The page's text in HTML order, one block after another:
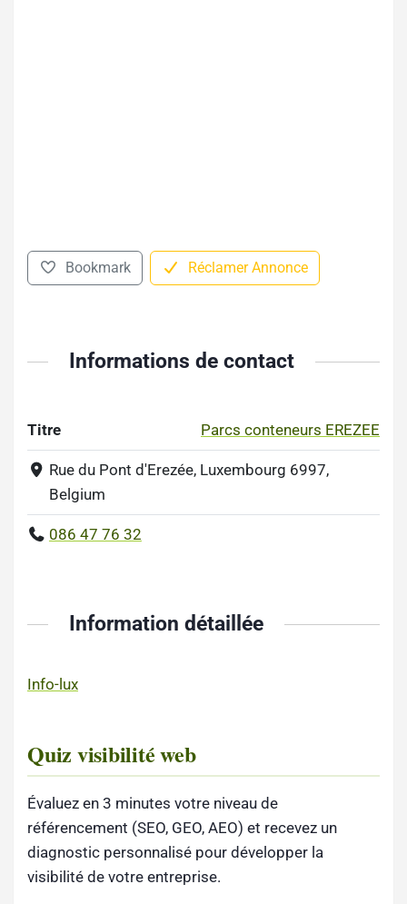
Bookmark Réclamer Annonce
Informations de contact
Titre Parcs conteneurs EREZEE
Rue du Pont d'Erezée, Luxembourg 6997,
Belgium
086 47 76 32
Information détaillée
Info-lux
Quiz visibilité web
Évaluez en 3 minutes votre niveau de
référencement (SEO, GEO, AEO) et recevez un
diagnostic personnalisé pour développer la
visibilité de votre entreprise.